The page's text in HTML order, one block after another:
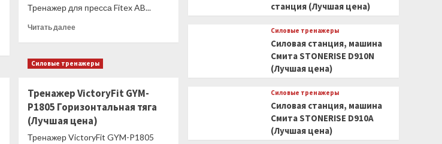
Тренажер для пресса Fitex AB...
Читать далееПрочитать
Тренажер
для
AB
COASTER
PS750
(Лучшая
цена)
Силовые тренажеры
Тренажер VictoryFit GYM-
P1805 Горизонтальная тяга
(Лучшая цена)
Тренажер VictoryFit GYM-P1805
станция (Лучшая цена)
Силовые тренажеры
Силовая станция, машина
Смита STONERISE D910N
(Лучшая цена)
Силовые тренажеры
Силовая станция, машина
Смита STONERISE D910A
(Лучшая цена)